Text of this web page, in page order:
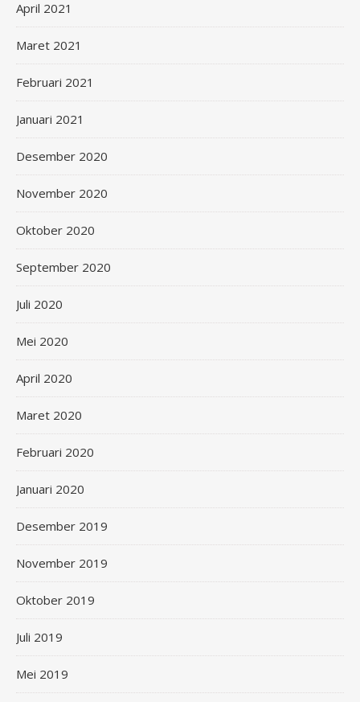
April 2021
Maret 2021
Februari 2021
Januari 2021
Desember 2020
November 2020
Oktober 2020
September 2020
Juli 2020
Mei 2020
April 2020
Maret 2020
Februari 2020
Januari 2020
Desember 2019
November 2019
Oktober 2019
Juli 2019
Mei 2019